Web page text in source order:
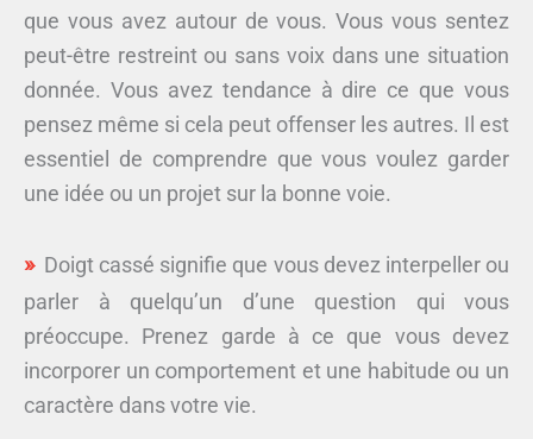
que vous avez autour de vous. Vous vous sentez
peut-être restreint ou sans voix dans une situation
donnée. Vous avez tendance à dire ce que vous
pensez même si cela peut offenser les autres. Il est
essentiel de comprendre que vous voulez garder
une idée ou un projet sur la bonne voie.
Doigt cassé signifie que vous devez interpeller ou
parler à quelqu’un d’une question qui vous
préoccupe. Prenez garde à ce que vous devez
incorporer un comportement et une habitude ou un
caractère dans votre vie.